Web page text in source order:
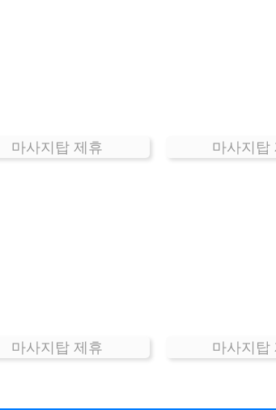
마사지탑 제휴 마사지탑
마사지탑 제휴 마사지탑